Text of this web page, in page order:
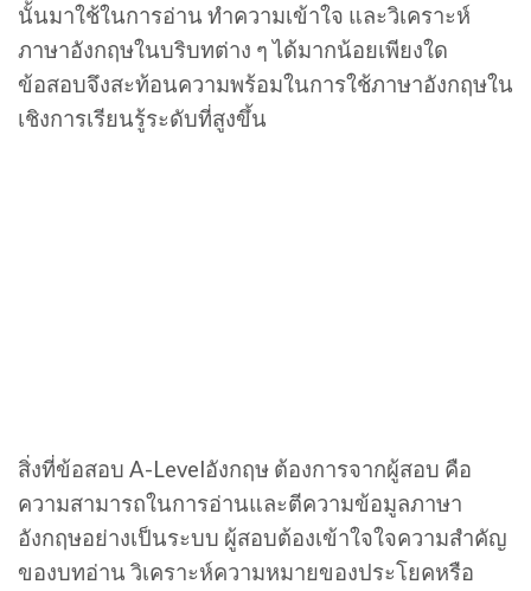
นั้นมาใช้ในการอ่าน ทำความเข้าใจ และวิเคราะห์
ภาษาอังกฤษในบริบทต่าง ๆ ได้มากน้อยเพียงใด
ข้อสอบจึงสะท้อนความพร้อมในการใช้ภาษาอังกฤษใน
เชิงการเรียนรู้ระดับที่สูงขึ้น
สิ่งที่ข้อสอบ A-Levelอังกฤษ ต้องการจากผู้สอบ คือ
ความสามารถในการอ่านและตีความข้อมูลภาษา
อังกฤษอย่างเป็นระบบ ผู้สอบต้องเข้าใจใจความสำคัญ
ของบทอ่าน วิเคราะห์ความหมายของประโยคหรือ